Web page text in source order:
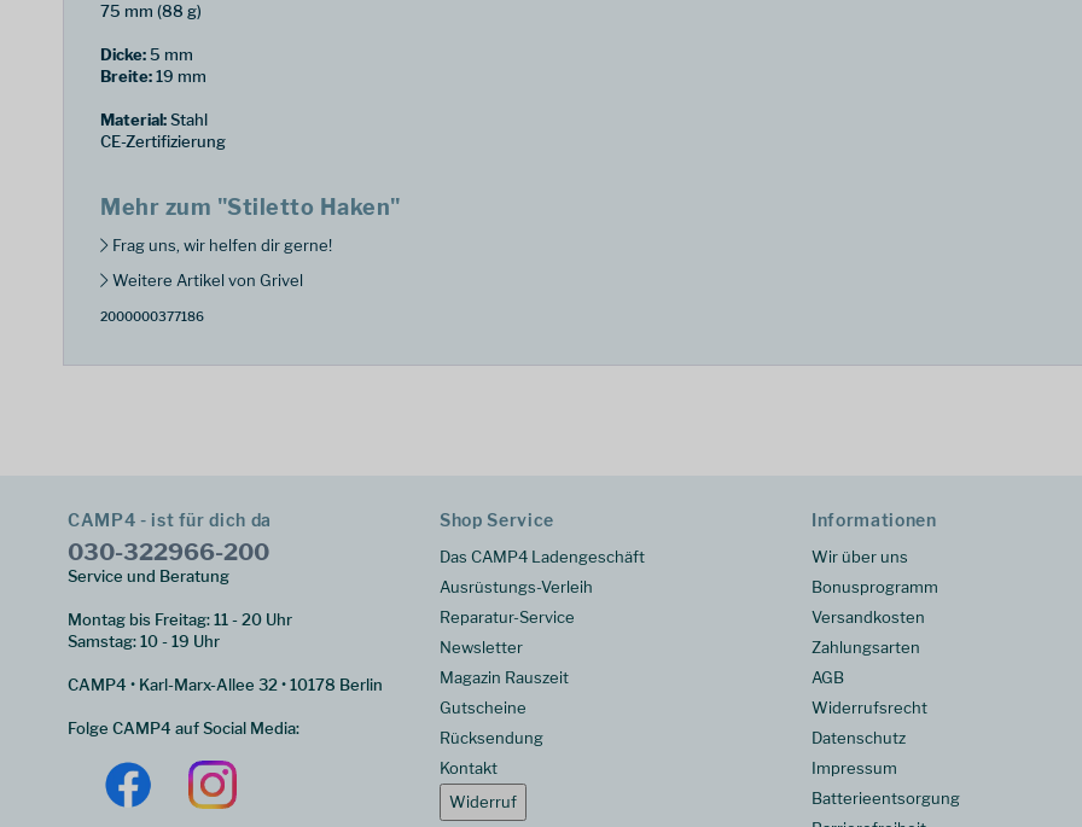
75 mm (88 g)
Dicke:5 mm
Breite:19 mm
Material:Stahl
CE-Zertifizierung
Mehr zum "Stiletto Haken"
Frag uns, wir helfen dir gerne!
Weitere Artikel von Grivel
2000000377186
CAMP4 - ist für dich da
030-322966-200
Service und Beratung
Montag bis Freitag: 11 - 20 Uhr
Samstag: 10 - 19 Uhr
CAMP4 • Karl-Marx-Allee 32 • 10178 Berlin
Folge CAMP4 auf Social Media:
Shop Service
Das CAMP4 Ladengeschäft
Ausrüstungs-Verleih
Reparatur-Service
Newsletter
Magazin Rauszeit
Gutscheine
Rücksendung
Kontakt
Widerruf
Informationen
Wir über uns
Bonusprogramm
Versandkosten
Zahlungsarten
AGB
Widerrufsrecht
Datenschutz
Impressum
Batterieentsorgung